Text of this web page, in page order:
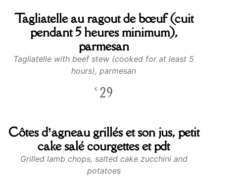
Tagliatelle au ragout de bœuf (cuit
pendant 5 heures minimum),
parmesan
Tagliatelle with beef stew (cooked for at least 5
hours), parmesan
€ 29
Côtes d’agneau grillés et son jus, petit
cake salé courgettes et pdt
Grilled lamb chops, salted cake zucchini and
potatoes